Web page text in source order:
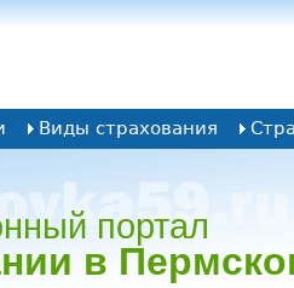
портал
в
Виды страхования